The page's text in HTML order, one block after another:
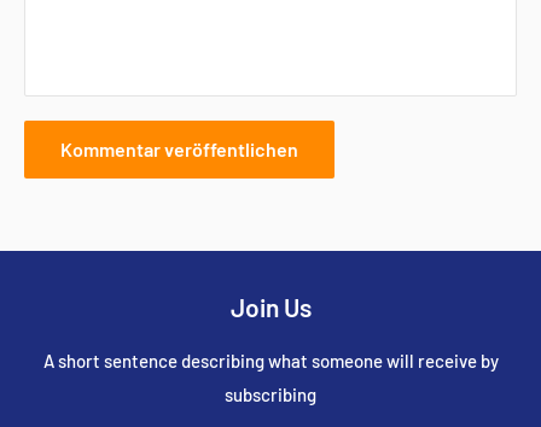
Kommentar veröffentlichen
Join Us
A short sentence describing what someone will receive by
subscribing